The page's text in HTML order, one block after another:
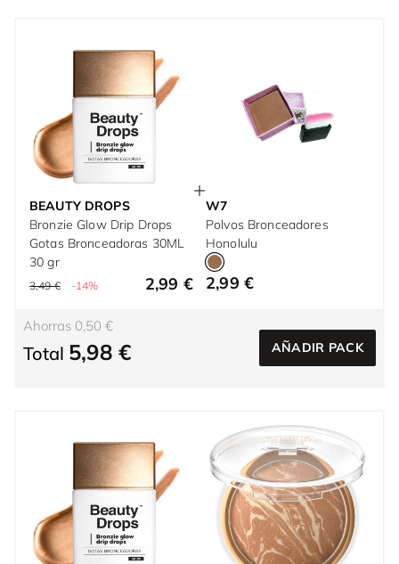
BEAUTY DROPS
Bronzie Glow Drip Drops
Gotas Bronceadoras 30ML
30 gr
3,49 € -14% 2,99 €
W7
Polvos Bronceadores
Honolulu
2,99 €
Ahorras 0,50 €
Total 5,98 € AÑADIR PACK